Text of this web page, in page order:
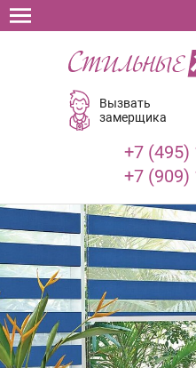
Вызвать
замерщика
+7 (495)
+7 (909)